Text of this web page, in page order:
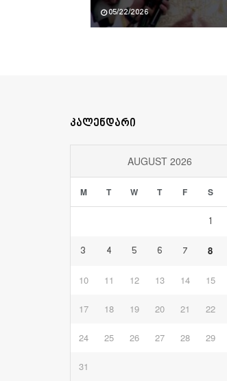
05/22/2026
კალენდარი
AUGUST 2026
M T W T F S
1
3 4 5 6 7 8
10 11 12 13 14 15
17 18 19 20 21 22
24 25 26 27 28 29
31